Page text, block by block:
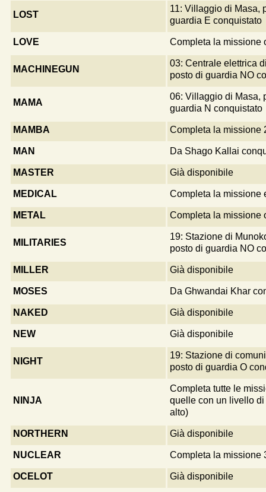
LOST
11: Villaggio di Masa,
guardia E conquistato
LOVE Completa la missione
MACHINEGUN
03: Centrale elettrica
posto di guardia NO
MAMA
06: Villaggio di Masa,
guardia N conquistato
MAMBA Completa la missione
MAN Da Shago Kallai
MASTER Già disponibile
MEDICAL Completa la missione
METAL Completa la missione
MILITARIES
19: Stazione di
posto di guardia NO
MILLER Già disponibile
MOSES Da Ghwandai Khar
NAKED Già disponibile
NEW Già disponibile
NIGHT
19: Stazione di
posto di guardia O
NINJA
Completa tutte le
quelle con un livello
alto)
NORTHERN Già disponibile
NUCLEAR Completa la missione
OCELOT Già disponibile